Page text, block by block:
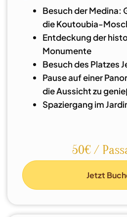
Besuch der Medina:
die Koutoubia-
Entdeckung der
Monumente
Besuch des Platzes
Pause auf einer
die Aussicht zu
Spaziergang im
50€ /
Jetzt